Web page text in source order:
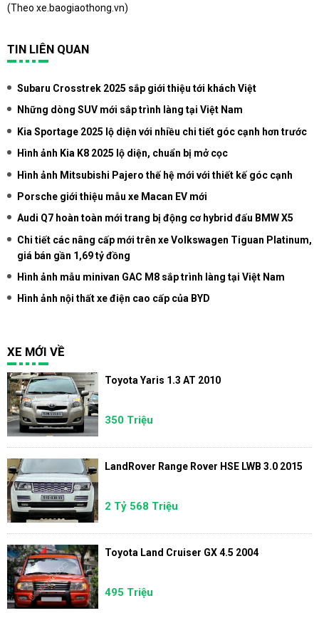
(Theo xe.baogiaothong.vn)
TIN LIÊN QUAN
Subaru Crosstrek 2025 sắp giới thiệu tới khách Việt
Những dòng SUV mới sắp trình làng tại Việt Nam
Kia Sportage 2025 lộ diện với nhiều chi tiết góc cạnh hơn trước
Hình ảnh Kia K8 2025 lộ diện, chuẩn bị mở cọc
Hình ảnh Mitsubishi Pajero thế hệ mới với thiết kế góc cạnh
Porsche giới thiệu mẫu xe Macan EV mới
Audi Q7 hoàn toàn mới trang bị động cơ hybrid đấu BMW X5
Chi tiết các nâng cấp mới trên xe Volkswagen Tiguan Platinum,
giá bán gần 1,69 tỷ đồng
Hình ảnh mẫu minivan GAC M8 sắp trình làng tại Việt Nam
Hình ảnh nội thất xe điện cao cấp của BYD
XE MỚI VỀ
Toyota Yaris 1.3 AT 2010
350 Triệu
LandRover Range Rover HSE LWB 3.0 2015
2 Tỷ 568 Triệu
Toyota Land Cruiser GX 4.5 2004
495 Triệu